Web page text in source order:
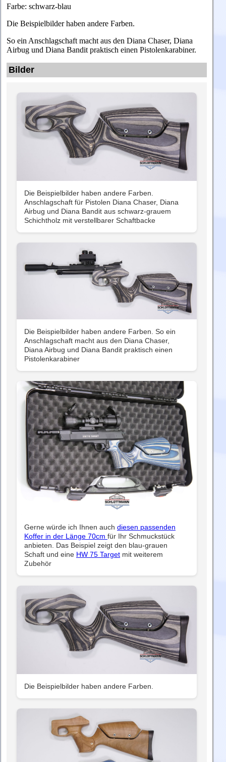
Farbe: schwarz-blau
Die Beispielbilder haben andere Farben.
So ein Anschlagschaft macht aus den Diana Chaser, Diana
Airbug und Diana Bandit praktisch einen Pistolenkarabiner.
Bilder
Die Beispielbilder haben andere Farben.
Anschlagschaft für Pistolen Diana Chaser, Diana
Airbug und Diana Bandit aus schwarz-grauem
Schichtholz mit verstellbarer Schaftbacke
Die Beispielbilder haben andere Farben. So ein
Anschlagschaft macht aus den Diana Chaser,
Diana Airbug und Diana Bandit praktisch einen
Pistolenkarabiner
Gerne würde ich Ihnen auch diesen passenden
Koffer in der Länge 70cm für Ihr Schmuckstück
anbieten. Das Beispiel zeigt den blau-grauen
Schaft und eine HW 75 Target mit weiterem
Zubehör
Die Beispielbilder haben andere Farben.